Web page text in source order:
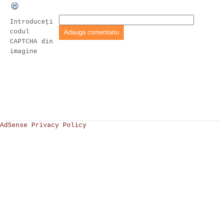
Introduceţi
codul
CAPTCHA din
imagine
AdSense Privacy Policy